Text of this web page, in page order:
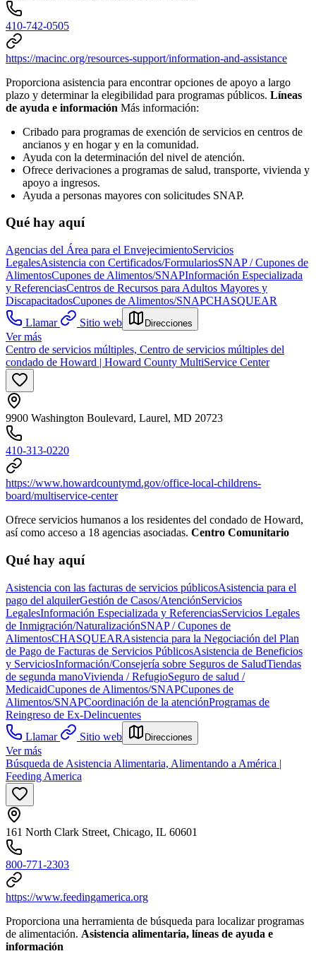
410-742-0505
https://macinc.org/resources-support/information-and-assistance
Proporciona asistencia para encontrar opciones de apoyo a largo
plazo y determinar la elegibilidad para programas públicos. Líneas
de ayuda e información Más información:
Cribado para programas de exención de servicios en centros de
ancianos y en hogar y en la comunidad.
Ayuda con la determinación del nivel de atención.
Ofrece derivaciones a programas de salud, transporte, vivienda y
apoyo a ingresos.
Ayuda a personas mayores con solicitudes SNAP.
Qué hay aquí
Agencias del Área para el EnvejecimientoServicios
LegalesAsistencia con Certificados/FormulariosSNAP / Cupones de
AlimentosCupones de Alimentos/SNAPInformación Especializada
y ReferenciasCentros de Recursos para Adultos Mayores y
DiscapacitadosCupones de Alimentos/SNAPCHASQUEAR
Llamar
Sitio web Direcciones
Ver más
Centro de servicios múltiples, Centro de servicios múltiples del
condado de Howard | Howard County MultiService Center
9900 Washington Boulevard, Laurel, MD 20723
410-313-0220
https://www.howardcountymd.gov/office-local-childrens-
board/multiservice-center
Ofrece servicios humanos a los residentes del condado de Howard,
así como acceso a 18 agencias asociadas. Centro Comunitario
Qué hay aquí
Asistencia con las facturas de servicios públicosAsistencia para el
pago del alquilerGestión de Casos/AtenciónServicios
LegalesInformación Especializada y ReferenciasServicios Legales
de Inmigración/NaturalizaciónSNAP / Cupones de
AlimentosCHASQUEARAsistencia para la Negociación del Plan
de Pago de Facturas de Servicios PúblicosAsistencia de Beneficios
y ServiciosInformación/Consejería sobre Seguros de SaludTiendas
de segunda manoVivienda / RefugioSeguro de salud /
MedicaidCupones de Alimentos/SNAPCupones de
Alimentos/SNAPCoordinación de la atenciónProgramas de
Reingreso de Ex-Delincuentes
Llamar
Sitio web Direcciones
Ver más
Búsqueda de Asistencia Alimentaria, Alimentando a América |
Feeding America
161 North Clark Street, Chicago, IL 60601
800-771-2303
https://www.feedingamerica.org
Proporciona una herramienta de búsqueda para localizar programas
de alimentación. Asistencia alimentaria, líneas de ayuda e
información